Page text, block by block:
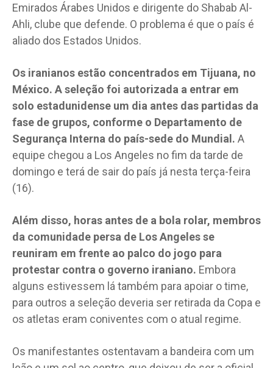
Emirados Árabes Unidos e dirigente do Shabab Al-
Ahli, clube que defende. O problema é que o país é
aliado dos Estados Unidos.
Os iranianos estão concentrados em Tijuana, no
México. A seleção foi autorizada a entrar em
solo estadunidense um dia antes das partidas da
fase de grupos, conforme o Departamento de
Segurança Interna do país-sede do Mundial. A
equipe chegou a Los Angeles no fim da tarde de
domingo e terá de sair do país já nesta terça-feira
(16).
Além disso, horas antes de a bola rolar, membros
da comunidade persa de Los Angeles se
reuniram em frente ao palco do jogo para
protestar contra o governo iraniano. Embora
alguns estivessem lá também para apoiar o time,
para outros a seleção deveria ser retirada da Copa e
os atletas eram coniventes com o atual regime.
Os manifestantes ostentavam a bandeira com um